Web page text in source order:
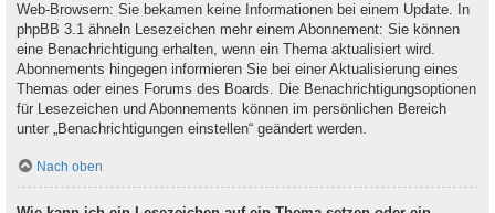
Web-Browsern: Sie bekamen keine Informationen bei einem Update. In
phpBB 3.1 ähneln Lesezeichen mehr einem Abonnement: Sie können
eine Benachrichtigung erhalten, wenn ein Thema aktualisiert wird.
Abonnements hingegen informieren Sie bei einer Aktualisierung eines
Themas oder eines Forums des Boards. Die Benachrichtigungsoptionen
für Lesezeichen und Abonnements können im persönlichen Bereich
unter „Benachrichtigungen einstellen“ geändert werden.
Nach oben